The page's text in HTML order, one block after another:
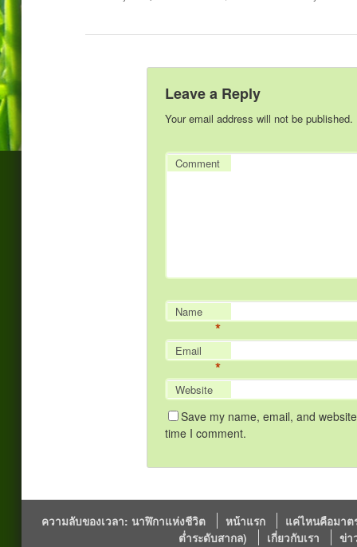
Leave a Reply
Your email address will not be published.
Comment
Name
*
Email
*
Website
Save my name, email, and
time I comment.
ความลับของเวลา: นาฬิกาแห่งชีวิต หน้าแรก
แค่ไหนคือมาต
ต่ำระดับสากล)
เกี่ยวกับเรา ข่า